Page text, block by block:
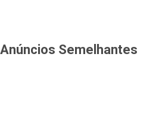
Anúncios Semelhantes